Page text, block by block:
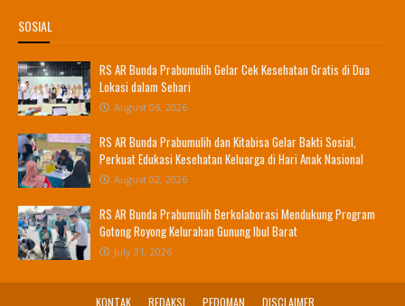
SOSIAL
RS AR Bunda Prabumulih Gelar Cek Kesehatan Gratis di Dua
Lokasi dalam Sehari
August 06, 2026
RS AR Bunda Prabumulih dan Kitabisa Gelar Bakti Sosial,
Perkuat Edukasi Kesehatan Keluarga di Hari Anak Nasional
August 02, 2026
RS AR Bunda Prabumulih Berkolaborasi Mendukung Program
Gotong Royong Kelurahan Gunung Ibul Barat
July 31, 2026
KONTAK REDAKSI PEDOMAN DISCLAIMER